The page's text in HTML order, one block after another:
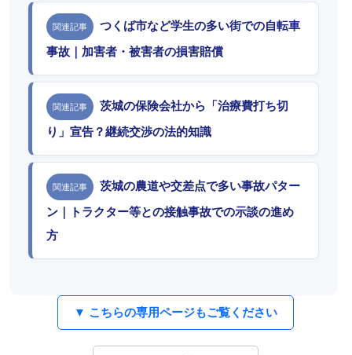
関連記事
つくば市など学生の多い街での自転車
事故｜加害者・被害者の損害賠償
関連記事
茨城の保険会社から「治療費打ち切
り」宣告？継続交渉の法的知識
関連記事
茨城の農道や交差点で多い事故パター
ン｜トラクター等との接触事故での示談の進め
方
▼ こちらの専用ページもご覧ください